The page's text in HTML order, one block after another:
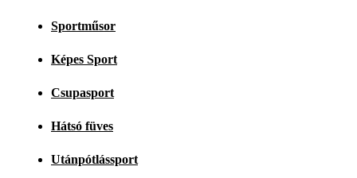
Sportműsor
Képes Sport
Csupasport
Hátsó füves
Utánpótlássport